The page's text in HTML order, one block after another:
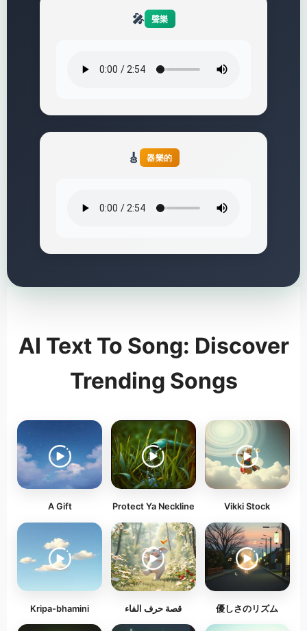
🎤 聲樂
🎸 器樂的
AI Text To Song: Discover
Trending Songs
A Gift Protect Ya Neckline Vikki Stock
Kripa-bhamini قصة حرف الفاء 優しさのリズム